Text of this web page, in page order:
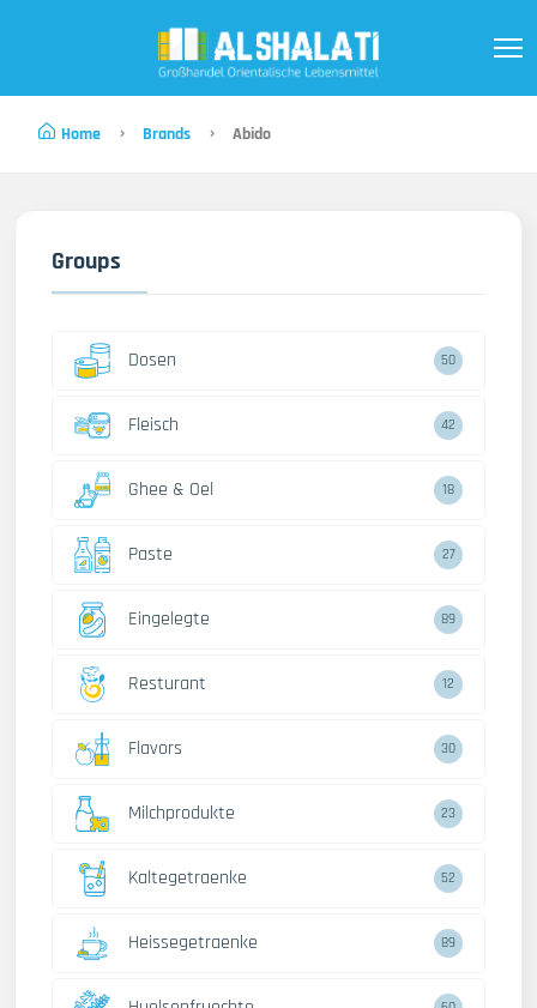
Home Brands Abido
Groups
Dosen 50
Fleisch 42
Ghee & Oel 18
Paste 27
Eingelegte 89
Resturant 12
Flavors 30
Milchprodukte 23
Kaltegetraenke 52
Heissegetraenke 89